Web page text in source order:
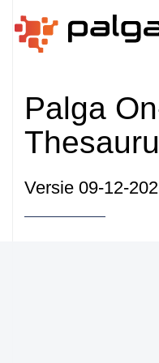
Palga
Versie 09-12-